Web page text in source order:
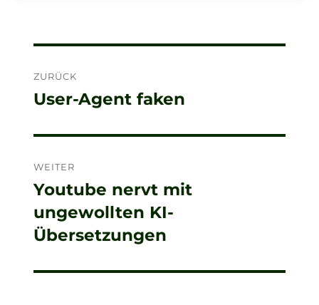
ZURÜCK
Vorheriger
User-Agent faken
WEITER
Nächster
Beitrag:
Youtube nervt mit
ungewollten KI-
Übersetzungen